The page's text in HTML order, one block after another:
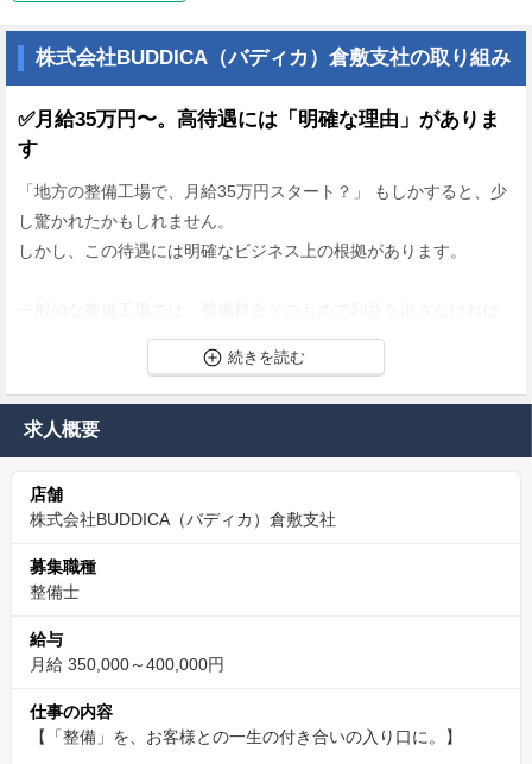
株式会社BUDDICA（バディカ）倉敷支社の取り組み
✅月給35万円〜。高待遇には「明確な理由」がありま
す
「地方の整備工場で、月給35万円スタート？」 もしかすると、少
し驚かれたかもしれません。
しかし、この待遇には明確なビジネス上の根拠があります。
ならないため、どうしても工賃を上げたり、交換部品を増やした
りして「単価」を上げる圧力がかかりがちです。
しかし、BUDDICAには圧倒的な収益基盤があります。
つまり、「整備で無理に稼がなくていい」のです 。
この構造があるからこそ、私たちは整備士に対して、純粋な技術
への対価として高い給与を還元することができます。
安心して働いてほしい。 それが、BUDDICAがあなたに示す最大の
✅整備士は「コスト」ではない。「信頼への投資」
●「まだ使える部品なのに、会社の利益のために交換を勧めた」
●「売上ノルマを達成するために、お客様の不安を煽った」
求人概要
店舗
株式会社BUDDICA（バディカ）倉敷支社
募集職種
整備士
給与
月給 350,000～400,000円
仕事の内容
【「整備」を、お客様との一生の付き合いの入り口に。】